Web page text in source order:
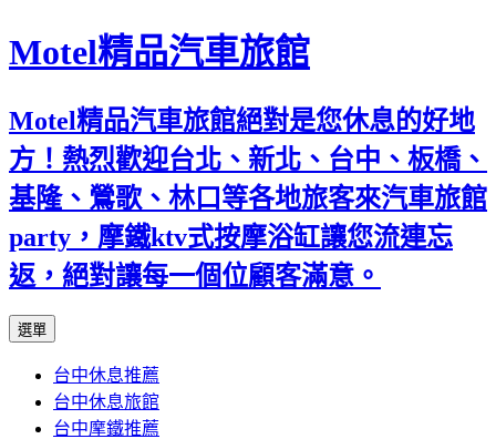
Motel精品汽車旅館
Motel精品汽車旅館絕對是您休息的好地
方！熱烈歡迎台北、新北、台中、板橋、
基隆、鶯歌、林口等各地旅客來汽車旅館
party，摩鐵ktv式按摩浴缸讓您流連忘
返，絕對讓每一個位顧客滿意。
選單
內
容
台中休息推薦
台中休息旅館
台中摩鐵推薦